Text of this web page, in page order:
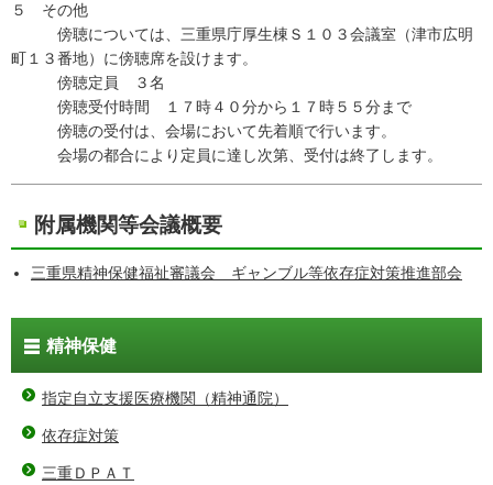
５ その他
傍聴については、三重県庁厚生棟Ｓ１０３会議室（津市広明
町１３番地）に傍聴席を設けます。
傍聴定員 ３名
傍聴受付時間 １７時４０分から１７時５５分まで
傍聴の受付は、会場において先着順で行います。
会場の都合により定員に達し次第、受付は終了します。
附属機関等会議概要
三重県精神保健福祉審議会 ギャンブル等依存症対策推進部会
精神保健
指定自立支援医療機関（精神通院）
依存症対策
三重ＤＰＡＴ